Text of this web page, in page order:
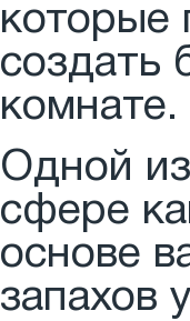
которые
создать
комнате.
Одной
сфере
основе
запахов